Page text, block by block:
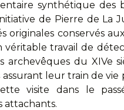
synthétique des
de Pierre de La
conservés
véritable travail de
archevêques du XIVe
leur train de vie
visite dans le
attachants.